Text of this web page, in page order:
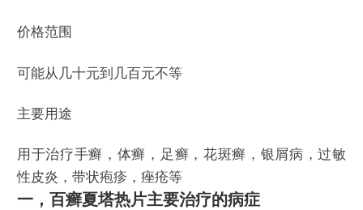
价格范围
可能从几十元到几百元不等
主要用途
用于治疗手癣，体癣，足癣，花斑癣，银屑病，过敏
性皮炎，带状疱疹，痤疮等
一，百癣夏塔热片主要治疗的病症